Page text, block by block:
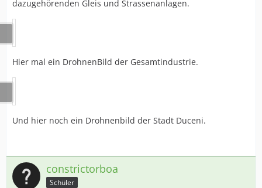
dazugehörenden Gleis und Strassenanlagen.
Hier mal ein DrohnenBild der Gesamtindustrie.
Und hier noch ein Drohnenbild der Stadt Duceni.
constrictorboa
Schüler